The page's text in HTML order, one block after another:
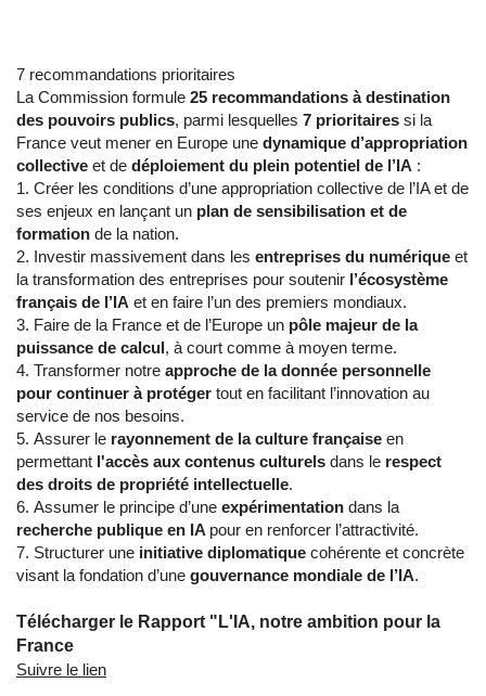
7 recommandations prioritaires
La Commission formule 25 recommandations à destination
des pouvoirs publics, parmi lesquelles 7 prioritaires si la
France veut mener en Europe une dynamique d’appropriation
collective et de déploiement du plein potentiel de l’IA :
Créer les conditions d’une appropriation collective de l’IA et de
ses enjeux en lançant un plan de sensibilisation et de
formation de la nation.
Investir massivement dans les entreprises du numérique et
la transformation des entreprises pour soutenir l’écosystème
français de l’IA et en faire l’un des premiers mondiaux.
Faire de la France et de l’Europe un pôle majeur de la
puissance de calcul, à court comme à moyen terme.
Transformer notre approche de la donnée personnelle
pour continuer à protéger tout en facilitant l’innovation au
service de nos besoins.
Assurer le rayonnement de la culture française en
permettant l'accès aux contenus culturels dans le respect
des droits de propriété intellectuelle.
Assumer le principe d’une expérimentation dans la
recherche publique en IA pour en renforcer l’attractivité.
Structurer une initiative diplomatique cohérente et concrète
visant la fondation d’une gouvernance mondiale de l’IA.
Télécharger le Rapport "L'IA, notre ambition pour la
France
Suivre le lien